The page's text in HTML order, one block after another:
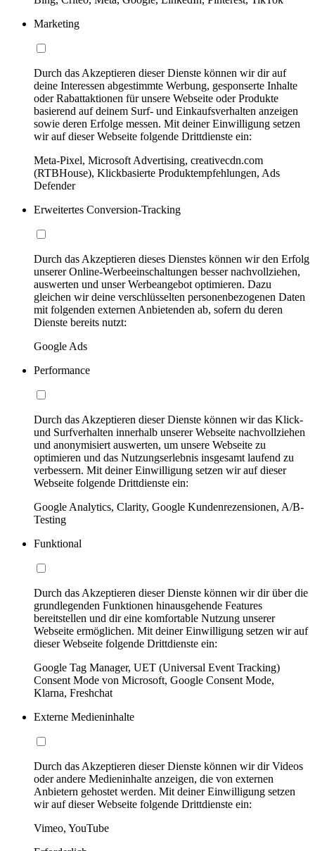
Marketing
Durch das Akzeptieren dieser Dienste können wir dir auf
deine Interessen abgestimmte Werbung, gesponserte Inhalte
oder Rabattaktionen für unsere Webseite oder Produkte
basierend auf deinem Surf- und Einkaufsverhalten anzeigen
sowie deren Erfolge messen. Mit deiner Einwilligung setzen
wir auf dieser Webseite folgende Drittdienste ein:
Meta-Pixel, Microsoft Advertising, creativecdn.com
(RTBHouse), Klickbasierte Produktempfehlungen, Ads
Defender
Erweitertes Conversion-Tracking
Durch das Akzeptieren dieses Dienstes können wir den Erfolg
unserer Online-Werbeeinschaltungen besser nachvollziehen,
auswerten und unser Werbeangebot optimieren. Dazu
gleichen wir deine verschlüsselten personenbezogenen Daten
mit folgenden externen Anbietenden ab, sofern du deren
Dienste bereits nutzt:
Google Ads
Performance
Durch das Akzeptieren dieser Dienste können wir das Klick-
und Surfverhalten innerhalb unserer Webseite nachvollziehen
und anonymisiert auswerten, um unsere Webseite zu
optimieren und das Nutzungserlebnis insgesamt laufend zu
verbessern. Mit deiner Einwilligung setzen wir auf dieser
Webseite folgende Drittdienste ein:
Google Analytics, Clarity, Google Kundenrezensionen, A/B-
Testing
Funktional
Durch das Akzeptieren dieser Dienste können wir dir über die
grundlegenden Funktionen hinausgehende Features
bereitstellen und dir eine komfortable Nutzung unserer
Webseite ermöglichen. Mit deiner Einwilligung setzen wir auf
dieser Webseite folgende Drittdienste ein:
Google Tag Manager, UET (Universal Event Tracking)
Consent Mode von Microsoft, Google Consent Mode,
Klarna, Freshchat
Externe Medieninhalte
Durch das Akzeptieren dieser Dienste können wir dir Videos
oder andere Medieninhalte anzeigen, die von externen
Anbietern gehostet werden. Mit deiner Einwilligung setzen
wir auf dieser Webseite folgende Drittdienste ein:
Vimeo, YouTube